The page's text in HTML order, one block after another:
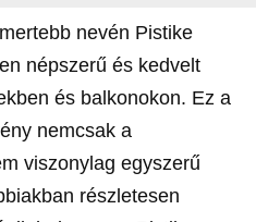
nevén Pistike
népszerű és kedvelt
és balkonokon. Ez a
nemcsak a
viszonylag egyszerű
részletesen